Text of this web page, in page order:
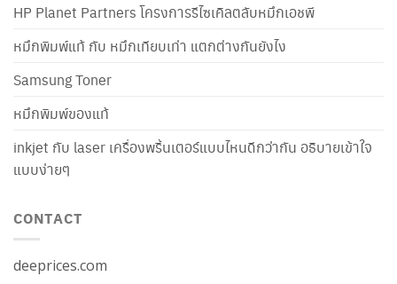
HP Planet Partners โครงการรีไซเคิลตลับหมึกเอชพี
หมึกพิมพ์แท้ กับ หมึกเทียบเท่า แตกต่างกันยังไง
Samsung Toner
หมึกพิมพ์ของแท้
inkjet กับ laser เครื่องพริ้นเตอร์แบบไหนดีกว่ากัน อธิบายเข้าใจ
แบบง่ายๆ
CONTACT
deeprices.com